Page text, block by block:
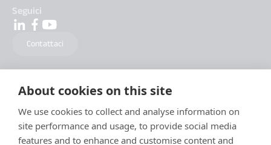
About cookies on this site
We use cookies to collect and analyse information on
site performance and usage, to provide social media
features and to enhance and customise content and
Seguici
Contattaci